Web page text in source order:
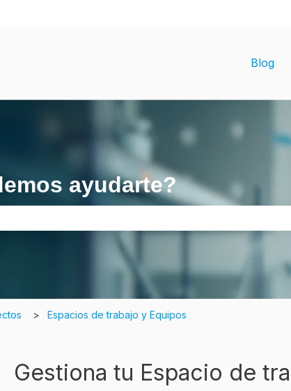
de
Blog
ayudarte?
Espacios de trabajo y Equipos
Gestiona tu Espacio de